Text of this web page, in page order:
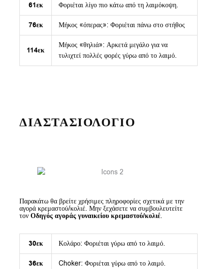
61εκ Φοριέται λίγο πιο κάτω από τη λαιμόκοψη.
76εκ Μήκος «όπερας»: Φοριέται πάνω στο στήθος
114εκ
Μήκος «θηλιά»: Αρκετά μεγάλο για να
τυλιχτεί πολλές φορές γύρω από το λαιμό.
ΔΙΑΣΤΑΣΙΟΛΟΓΙΟ
Παρακάτω θα βρείτε χρήσιμες πληροφορίες σχετικά με την
αγορά κρεμαστού/κολιέ. Μην ξεχάσετε να συμβουλευτείτε
τον Οδηγός αγοράς γυναικείου κρεμαστού/κολιέ.
30εκ Κολάρο: Φοριέται γύρω από το λαιμό.
36εκ Choker: Φοριέται γύρω από το λαιμό.